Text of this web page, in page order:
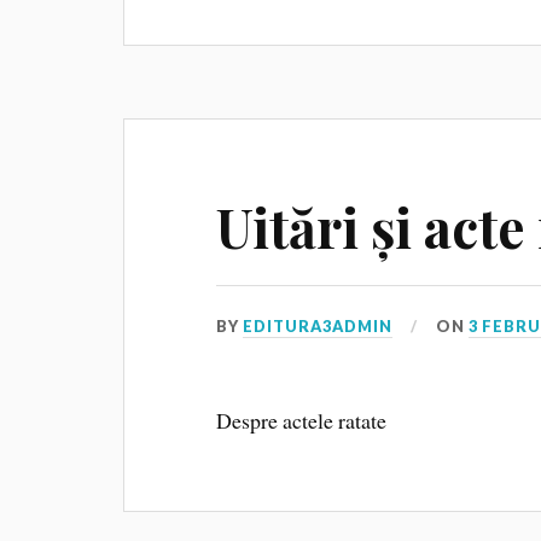
Uitări și
BY EDITURA3ADMIN ON3
Despre actele ratate